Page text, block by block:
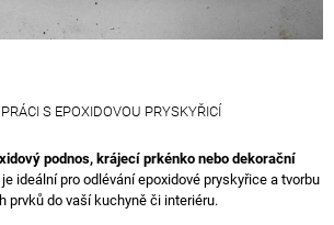
S EPOXIDOVOU PRYSKYŘICÍ
podnos, krájecí prkénko nebo dekorační
ideální pro odlévání epoxidové pryskyřice a tvorbu
prvků do vaší kuchyně či interiéru.